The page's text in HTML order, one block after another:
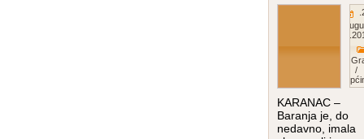
/
KARANAC –
Baranja je, do
nedavno, imala